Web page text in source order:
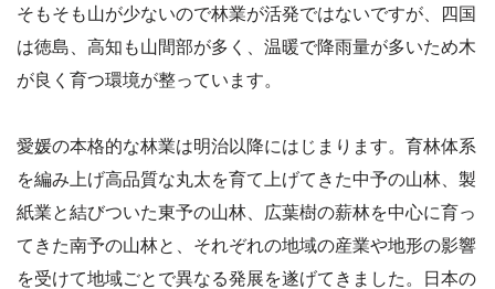
そもそも山が少ないので林業が活発ではないですが、四国
は徳島、高知も山間部が多く、温暖で降雨量が多いため木
が良く育つ環境が整っています。
愛媛の本格的な林業は明治以降にはじまります。育林体系
を編み上げ高品質な丸太を育て上げてきた中予の山林、製
紙業と結びついた東予の山林、広葉樹の薪林を中心に育っ
てきた南予の山林と、それぞれの地域の産業や地形の影響
を受けて地域ごとで異なる発展を遂げてきました。日本の